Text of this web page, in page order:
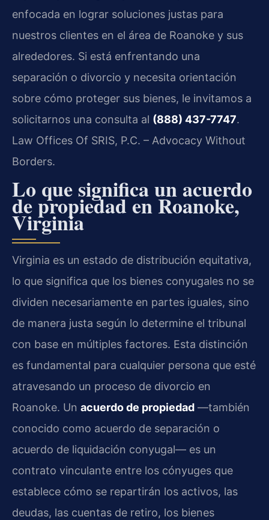
enfocada en lograr soluciones justas para
nuestros clientes en el área de Roanoke y sus
alrededores. Si está enfrentando una
separación o divorcio y necesita orientación
sobre cómo proteger sus bienes, le invitamos a
solicitarnos una consulta al (888) 437-7747.
Law Offices Of SRIS, P.C. – Advocacy Without
Borders.
Lo que significa un acuerdo
de propiedad en Roanoke,
Virginia
Virginia es un estado de distribución equitativa,
lo que significa que los bienes conyugales no se
dividen necesariamente en partes iguales, sino
de manera justa según lo determine el tribunal
con base en múltiples factores. Esta distinción
es fundamental para cualquier persona que esté
atravesando un proceso de divorcio en
Roanoke. Un acuerdo de propiedad —también
conocido como acuerdo de separación o
acuerdo de liquidación conyugal— es un
contrato vinculante entre los cónyuges que
establece cómo se repartirán los activos, las
deudas, las cuentas de retiro, los bienes